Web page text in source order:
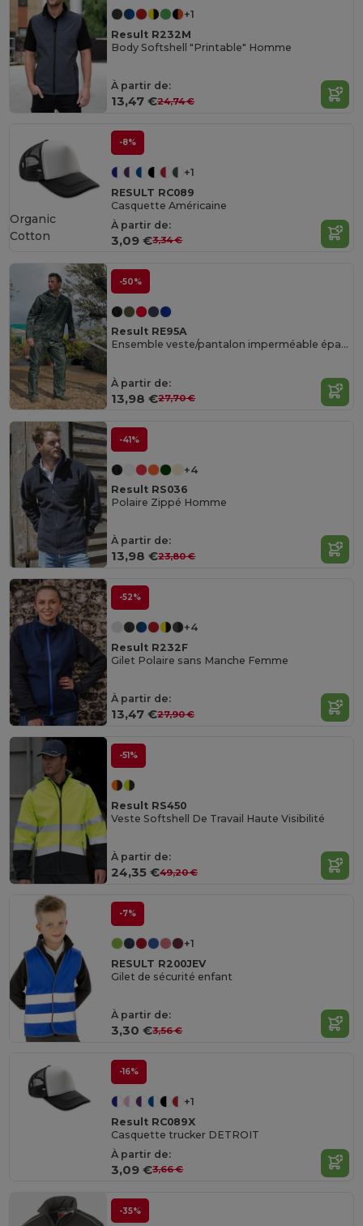
+1
Result R232M
Body Softshell "Printable" Homme
À partir de:
13,47 €24,74 €
-8%
+1
RESULT RC089
Casquette Américaine
À partir de:
3,09 €3,34 €
Organic
Cotton
-50%
Result RE95A
Ensemble veste/pantalon imperméable épais
À partir de:
13,98 €27,70 €
-41%
+4
Result RS036
Polaire Zippé Homme
À partir de:
13,98 €23,80 €
-52%
+4
Result R232F
Gilet Polaire sans Manche Femme
À partir de:
13,47 €27,90 €
-51%
Result RS450
Veste Softshell De Travail Haute Visibilité
À partir de:
24,35 €49,20 €
-7%
+1
RESULT R200JEV
Gilet de sécurité enfant
À partir de:
3,30 €3,56 €
-16%
+1
Result RC089X
Casquette trucker DETROIT
À partir de:
3,09 €3,66 €
-35%